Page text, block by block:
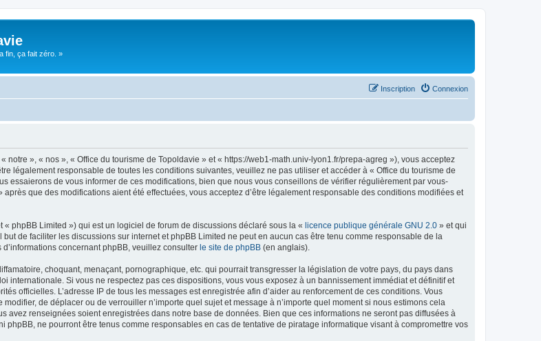
fin, ça fait zéro. »
Connexion
Inscription
», « nos », « Office du tourisme de Topoldavie » et « https://web1-math.univ-lyon1.fr/prepa-agreg »), vous acceptez
légalement responsable de toutes les conditions suivantes, veuillez ne pas utiliser et accéder à « Office du tourisme de
essaierons de vous informer de ces modifications, bien que nous vous conseillons de vérifier régulièrement par vous-
que des modifications aient été effectuées, vous acceptez d’être légalement responsable des conditions modifiées et
phpBB Limited ») qui est un logiciel de forum de discussions déclaré sous la « licence publique générale GNU 2.0 » et qui
de faciliter les discussions sur internet et phpBB Limited ne peut en aucun cas être tenu comme responsable de la
concernant phpBB, veuillez consulter le site de phpBB (en anglais).
choquant, menaçant, pornographique, etc. qui pourrait transgresser la législation de votre pays, du pays dans
internationale. Si vous ne respectez pas ces dispositions, vous vous exposez à un bannissement immédiat et définitif et
officielles. L’adresse IP de tous les messages est enregistrée afin d’aider au renforcement de ces conditions. Vous
de déplacer ou de verrouiller n’importe quel sujet et message à n’importe quel moment si nous estimons cela
avez renseignées soient enregistrées dans notre base de données. Bien que ces informations ne seront pas diffusées à
ne pourront être tenus comme responsables en cas de tentative de piratage informatique visant à compromettre vos